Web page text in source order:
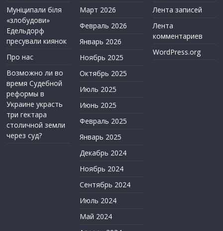
Муніципали біля
«злобудови»
Едельдорф
пресували киянок
Про нас
Возможно ли во
время Судебной
реформы в
Украине украсть
три гектара
столичной земли
через суд?
Март 2026
Февраль 2026
Январь 2026
Ноябрь 2025
Октябрь 2025
Июль 2025
Июнь 2025
Февраль 2025
Январь 2025
Декабрь 2024
Ноябрь 2024
Сентябрь 2024
Июль 2024
Май 2024
Лента записей
Лента
комментариев
WordPress.org